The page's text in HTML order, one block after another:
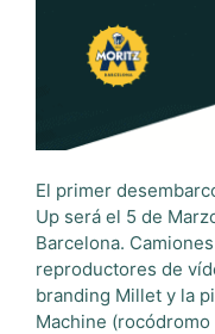
El primer
Up será el 5 de
Barcelona.
reproductores de
branding Millet y la
Machine